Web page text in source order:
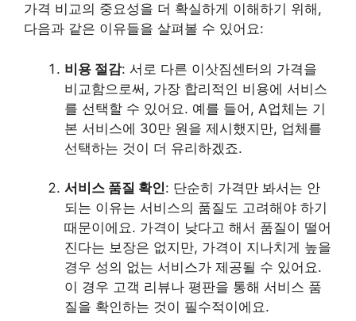
가격 비교의 중요성을 더 확실하게 이해하기 위해,
다음과 같은 이유들을 살펴볼 수 있어요:
비용 절감: 서로 다른 이삿짐센터의 가격을
비교함으로써, 가장 합리적인 비용에 서비스
를 선택할 수 있어요. 예를 들어, A업체는 기
본 서비스에 30만 원을 제시했지만, 업체를
선택하는 것이 더 유리하겠죠.
서비스 품질 확인: 단순히 가격만 봐서는 안
되는 이유는 서비스의 품질도 고려해야 하기
때문이에요. 가격이 낮다고 해서 품질이 떨어
진다는 보장은 없지만, 가격이 지나치게 높을
경우 성의 없는 서비스가 제공될 수 있어요.
이 경우 고객 리뷰나 평판을 통해 서비스 품
질을 확인하는 것이 필수적이에요.